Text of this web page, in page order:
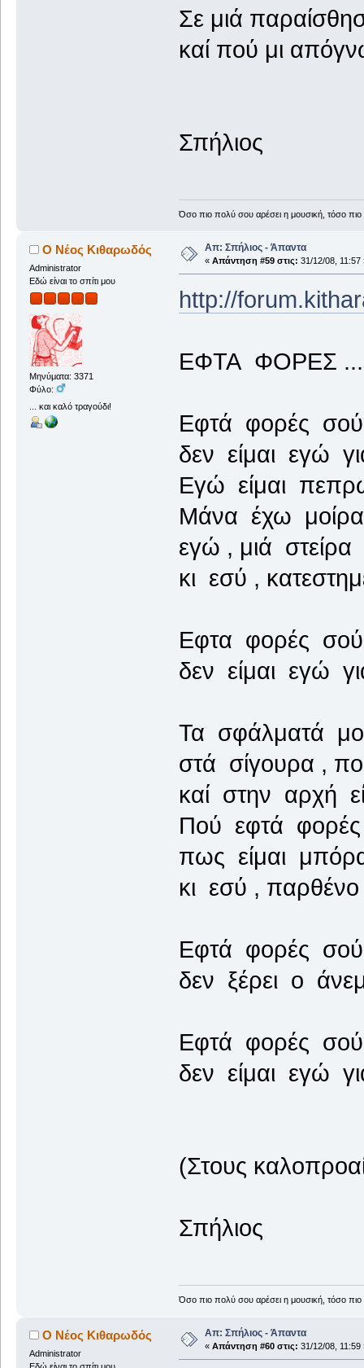
Σε μιά
καί πού μι
Σπήλιος
Όσο πιο πολύ σου αρέσει η μουσική, τόσο
Ο Νέος Κιθαρωδός
Administrator
Εδώ είναι το σπίτι μου
Μηνύματα: 3371
Φύλο:
... και καλό τραγούδι!
Απ: Σπήλιος - Άπαντα
« Απάντηση #59 στις: 31/12/08, 11:57
http://
ΕΦΤΑ ΦΟΡΕΣ ...
Εφτά φορές
δεν είμαι εγώ
Εγώ είμαι
Μάνα έχω
εγώ , μιά
κι εσύ ,
Εφτα φορές
δεν είμαι εγώ
Τα σφάλματά
στά σίγουρα ,
καί στην αρχή
Πού εφτά
πως είμαι
κι εσύ ,
Εφτά φορές
δεν ξέρει ο
Εφτά φορές
δεν είμαι εγώ
(Στους
Σπήλιος
Όσο πιο πολύ σου αρέσει η μουσική, τόσο
Ο Νέος Κιθαρωδός
Administrator
Απ: Σπήλιος - Άπαντα
« Απάντηση #60 στις: 31/12/08, 11:59